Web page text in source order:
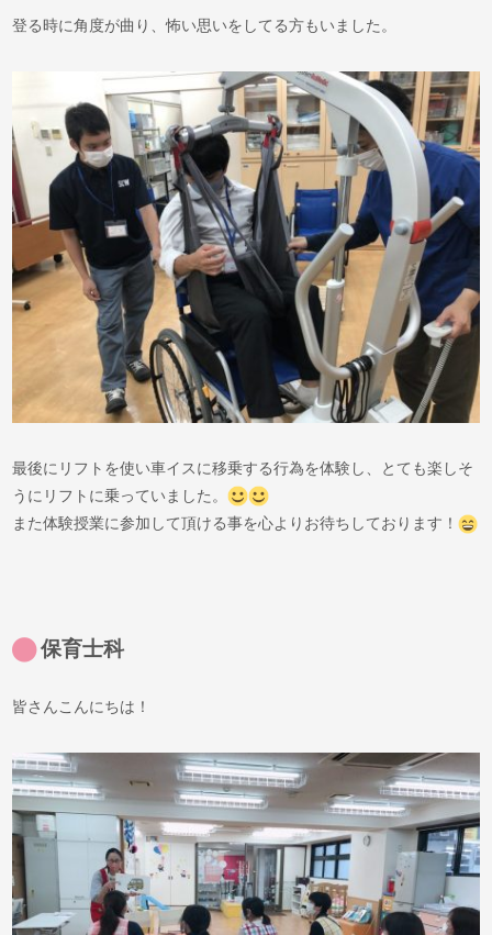
登る時に角度が曲り、怖い思いをしてる方もいました。
最後にリフトを使い車イスに移乗する行為を体験し、とても楽しそ
うにリフトに乗っていました。
また体験授業に参加して頂ける事を心よりお待ちしております！
保育士科
皆さんこんにちは！